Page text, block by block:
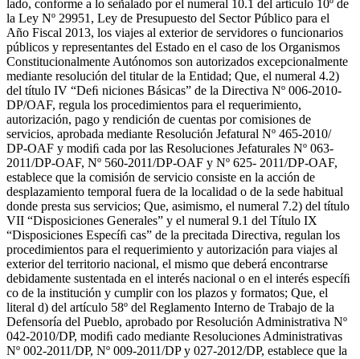
lado, conforme a lo señalado por el numeral 10.1 del artículo 10º de
la Ley Nº 29951, Ley de Presupuesto del Sector Público para el
Año Fiscal 2013, los viajes al exterior de servidores o funcionarios
públicos y representantes del Estado en el caso de los Organismos
Constitucionalmente Autónomos son autorizados excepcionalmente
mediante resolución del titular de la Entidad; Que, el numeral 4.2)
del título IV “Deﬁ niciones Básicas” de la Directiva Nº 006-2010-
DP/OAF, regula los procedimientos para el requerimiento,
autorización, pago y rendición de cuentas por comisiones de
servicios, aprobada mediante Resolución Jefatural Nº 465-2010/
DP-OAF y modiﬁ cada por las Resoluciones Jefaturales Nº 063-
2011/DP-OAF, Nº 560-2011/DP-OAF y Nº 625- 2011/DP-OAF,
establece que la comisión de servicio consiste en la acción de
desplazamiento temporal fuera de la localidad o de la sede habitual
donde presta sus servicios; Que, asimismo, el numeral 7.2) del título
VII “Disposiciones Generales” y el numeral 9.1 del Título IX
“Disposiciones Especíﬁ cas” de la precitada Directiva, regulan los
procedimientos para el requerimiento y autorización para viajes al
exterior del territorio nacional, el mismo que deberá encontrarse
debidamente sustentada en el interés nacional o en el interés especíﬁ
co de la institución y cumplir con los plazos y formatos; Que, el
literal d) del artículo 58º del Reglamento Interno de Trabajo de la
Defensoría del Pueblo, aprobado por Resolución Administrativa Nº
042-2010/DP, modiﬁ cado mediante Resoluciones Administrativas
Nº 002-2011/DP, Nº 009-2011/DP y 027-2012/DP, establece que la